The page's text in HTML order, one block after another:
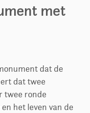
met
dat de
dat twee
twee ronde
het leven van de